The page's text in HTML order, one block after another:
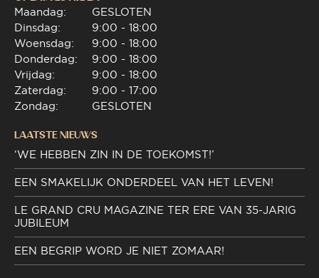
Maandag:
Dinsdag:
Woensdag:
Donderdag:
Vrijdag:
Zaterdag:
Zondag:
GESLOTEN
9:00 - 18:00
9:00 - 18:00
9:00 - 18:00
9:00 - 18:00
9:00 - 17:00
GESLOTEN
LAATSTE NIEUWS
‘WE HEBBEN ZIN IN DE TOEKOMST!’
EEN SMAKELIJK ONDERDEEL VAN HET LEVEN!
LE GRAND CRU MAGAZINE TER ERE VAN 35-JARIG
JUBILEUM
EEN BEGRIP WORD JE NIET ZOMAAR!